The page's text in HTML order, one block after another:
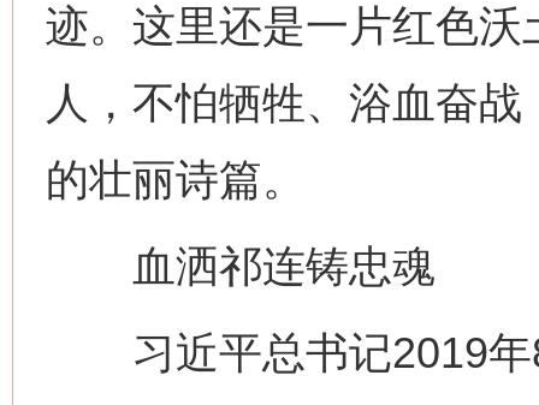
迹。这里还是一片红色
人，不怕牺牲、浴血奋
的壮丽诗篇。
血洒祁连铸忠魂
习近平总书记2019年8